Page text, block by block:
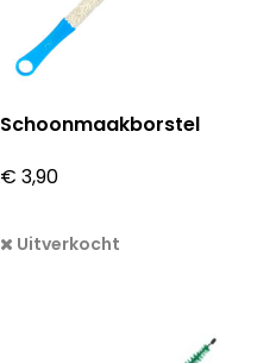
Schoonmaakborstel
€ 3,90
Uitverkocht